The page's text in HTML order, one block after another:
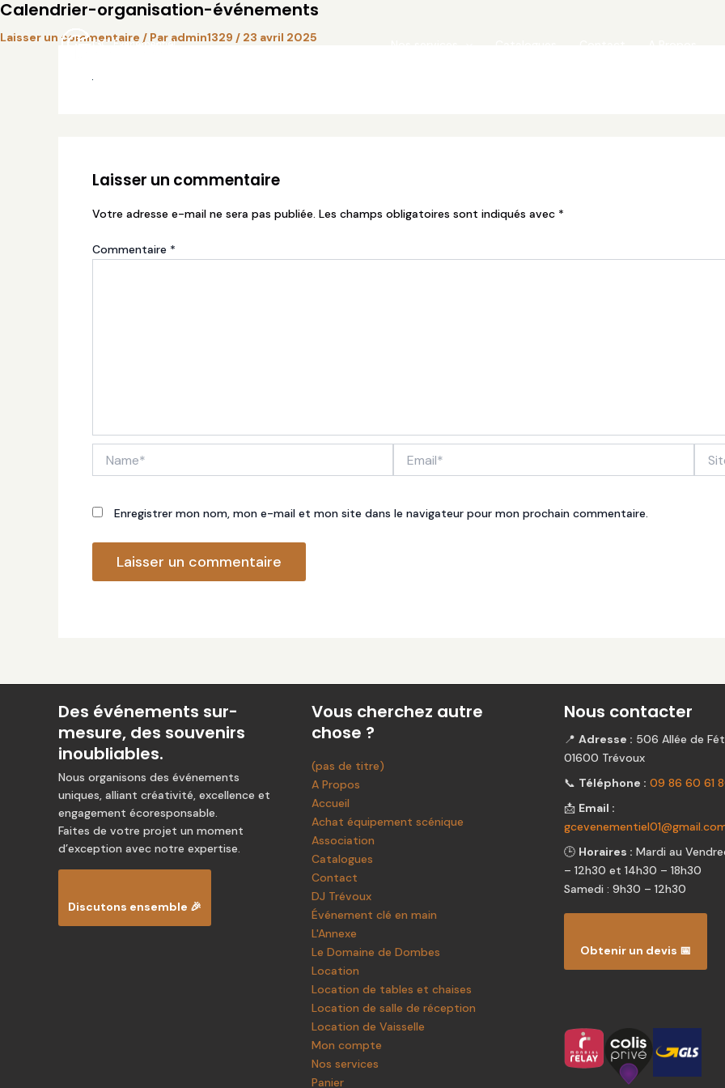
Aller
contenu
Calendrier-organisation-événements
Laisser un commentaire / Par admin1329 / 23 avril 2025
Laisser un commentaire
Votre adresse e-mail ne sera pas publiée. Les champs obligatoires sont indiqués avec *
Commentaire *
Enregistrer mon nom, mon e-mail et mon site dans le navigateur pour mon prochain commentaire.
Des événements sur-
mesure, des souvenirs
inoubliables.
Nous organisons des événements
uniques, alliant créativité, excellence et
engagement écoresponsable.
Faites de votre projet un moment
d’exception avec notre expertise.
Discutons ensemble 🎉
Vous cherchez autre
chose ?
(pas de titre)
A Propos
Accueil
Achat équipement scénique
Association
Catalogues
Contact
DJ Trévoux
Événement clé en main
L'Annexe
Le Domaine de Dombes
Location
Location de tables et chaises
Location de salle de réception
Location de Vaisselle
Mon compte
Nos services
Panier
Nous contacter
📍 Adresse : 506 Allée de
01600 Trévoux
📞 Téléphone : 09 86 60 61
📩 Email :
🕒 Horaires : Mardi au
– 12h30 et 14h30 – 18h30
Samedi : 9h30 – 12h30
Obtenir un devis 📅